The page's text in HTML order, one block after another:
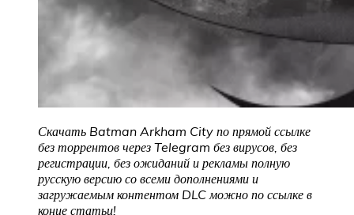
Скачать Batman Arkham City по прямой ссылке
без торрентов через Telegram без вирусов, без
регистрации, без ожиданий и рекламы полную
русскую версию со всеми дополнениями и
загружаемым контентом DLC можно по ссылке в
конце статьи!